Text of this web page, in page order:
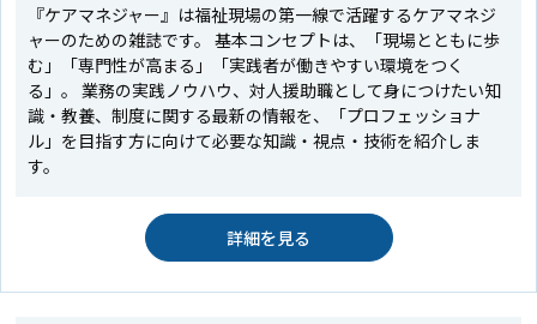
『ケアマネジャー』は福祉現場の第一線で活躍するケアマネジ
ャーのための雑誌です。 基本コンセプトは、「現場とともに歩
む」「専門性が高まる」「実践者が働きやすい環境をつく
る」。 業務の実践ノウハウ、対人援助職として身につけたい知
識・教養、制度に関する最新の情報を、「プロフェッショナ
ル」を目指す方に向けて必要な知識・視点・技術を紹介しま
す。
詳細を見る